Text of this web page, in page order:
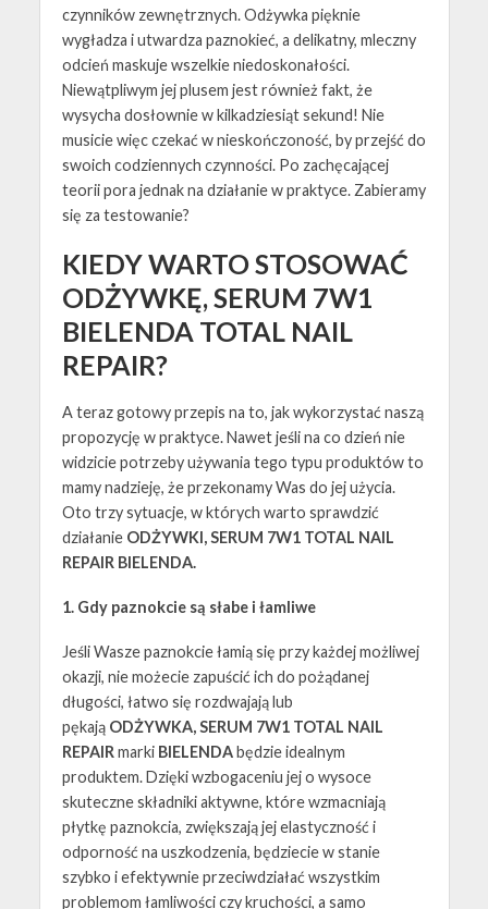
czynników zewnętrznych. Odżywka pięknie
wygładza i utwardza paznokieć, a delikatny, mleczny
odcień maskuje wszelkie niedoskonałości.
Niewątpliwym jej plusem jest również fakt, że
wysycha dosłownie w kilkadziesiąt sekund! Nie
musicie więc czekać w nieskończoność, by przejść do
swoich codziennych czynności. Po zachęcającej
teorii pora jednak na działanie w praktyce. Zabieramy
się za testowanie?
KIEDY WARTO STOSOWAĆ
ODŻYWKĘ, SERUM 7W1
BIELENDA TOTAL NAIL
REPAIR?
A teraz gotowy przepis na to, jak wykorzystać naszą
propozycję w praktyce. Nawet jeśli na co dzień nie
widzicie potrzeby używania tego typu produktów to
mamy nadzieję, że przekonamy Was do jej użycia.
Oto trzy sytuacje, w których warto sprawdzić
działanie ODŻYWKI, SERUM 7W1 TOTAL NAIL
REPAIR BIELENDA.
1. Gdy paznokcie są słabe i łamliwe
Jeśli Wasze paznokcie łamią się przy każdej możliwej
okazji, nie możecie zapuścić ich do pożądanej
długości, łatwo się rozdwajają lub
pękająODŻYWKA, SERUM 7W1 TOTAL NAIL
REPAIR marki BIELENDAbędzie idealnym
produktem. Dzięki wzbogaceniu jej o wysoce
skuteczne składniki aktywne, które wzmacniają
płytkę paznokcia, zwiększają jej elastyczność i
odporność na uszkodzenia, będziecie w stanie
szybko i efektywnie przeciwdziałać wszystkim
problemom łamliwości czy kruchości, a samo